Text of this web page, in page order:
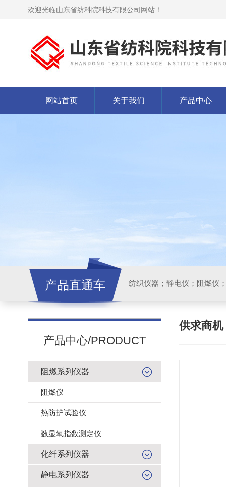
欢迎光临山东省纺科院科技有限公司网站！
网站首页 关于我们 产品中心
产品直通车 纺织仪器；静电仪；阻燃仪
供求商机
产品中心/PRODUCT
阻燃系列仪器
阻燃仪
热防护试验仪
数显氧指数测定仪
化纤系列仪器
静电系列仪器